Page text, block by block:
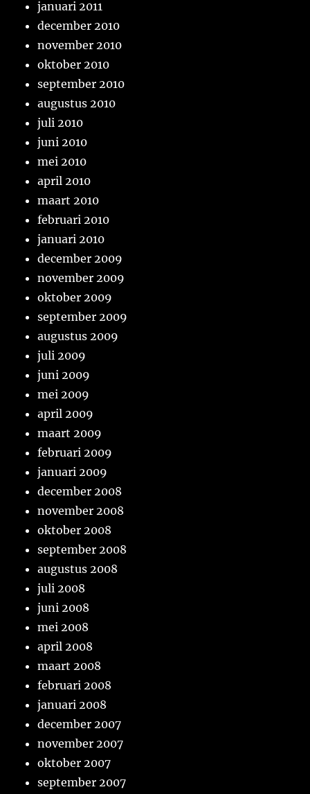
januari 2011
december 2010
november 2010
oktober 2010
september 2010
augustus 2010
juli 2010
juni 2010
mei 2010
april 2010
maart 2010
februari 2010
januari 2010
december 2009
november 2009
oktober 2009
september 2009
augustus 2009
juli 2009
juni 2009
mei 2009
april 2009
maart 2009
februari 2009
januari 2009
december 2008
november 2008
oktober 2008
september 2008
augustus 2008
juli 2008
juni 2008
mei 2008
april 2008
maart 2008
februari 2008
januari 2008
december 2007
november 2007
oktober 2007
september 2007